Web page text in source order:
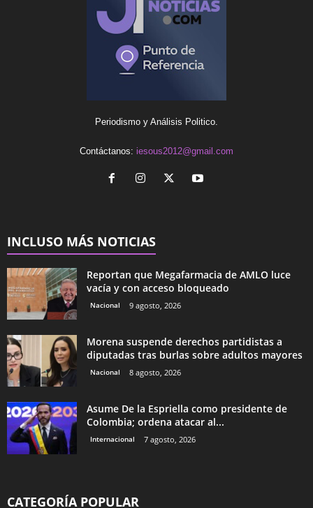
Periodismo y Análisis Politico.
Contáctanos: iesous2012@gmail.com
INCLUSO MÁS NOTICIAS
Reportan que Megafarmacia de AMLO luce
vacía y con acceso bloqueado
Nacional 9 agosto, 2026
Morena suspende derechos partidistas a
diputadas tras burlas sobre adultos mayores
Nacional 8 agosto, 2026
Asume De la Espriella como presidente de
Colombia; ordena atacar al...
Internacional 7 agosto, 2026
CATEGORÍA POPULAR